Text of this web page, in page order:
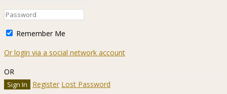
Remember Me
Or login via a social network account
OR
Register Lost Password